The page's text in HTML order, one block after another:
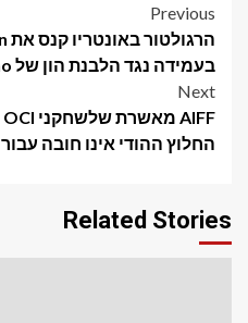
Post
navigation
Previous
בעמידה נגד הלבנת הון של Pickering Casino
Next
החלוץ ההודי אינו חובה עבור ISL 2026-27
Related Stories